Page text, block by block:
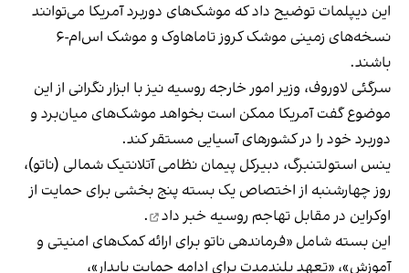
این دیپلمات توضیح داد که موشک‌های دوربرد آمریکا می‌توانند
نسخه‌های زمینی موشک کروز تاماهاوک و موشک اس‌ام‌-۶
باشند.
سرگئی لاوروف، وزیر امور خارجه روسیه نیز با ابزار نگرانی از این
موضوع گفت آمریکا ممکن است بخواهد موشک‌های میان‌برد و
دوربرد خود را در کشورهای آسیایی مستقر کند.
ینس استولتنبرگ، دبیرکل پیمان نظامی آتلانتیک شمالی (ناتو)،
روز چهارشنبه از اختصاص یک بسته پنج بخشی برای حمایت از
اوکراین در مقابل تهاجم روسیه خبر داد
.
این بسته شامل «فرماندهی ناتو برای ارائه کمک‌های امنیتی و
آموزش»، «تعهد بلندمدت برای ادامه حمایت پایدار»،